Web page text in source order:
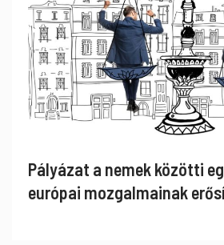
Pályázat a nemek közötti
európai mozgalmainak